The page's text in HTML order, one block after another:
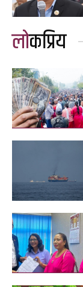
लोकप्रिय